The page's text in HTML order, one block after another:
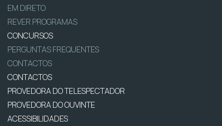
EM DIRETO
REVER PROGRAMAS
CONCURSOS
PERGUNTAS FREQUENTES
CONTACTOS
CONTACTOS
PROVEDORA DO TELESPECTADOR
PROVEDORA DO OUVINTE
ACESSIBILIDADES